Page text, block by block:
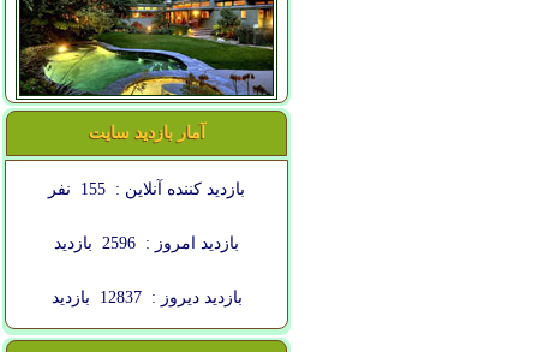
آمار بازدید سایت
بازدید کننده آنلاین : 155 نفر
بازدید امروز : 2596 بازدید
بازدید دیروز : 12837 بازدید